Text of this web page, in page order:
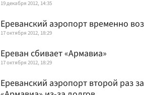
19 декабря 2012, 14:35
Ереванский аэропорт временно
17 октября 2012, 18:29
Ереван сбивает «Армавиа»
17 октября 2012, 18:29
Ереванский аэропорт второй раз